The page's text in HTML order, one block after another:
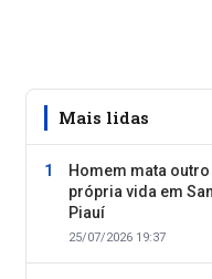
Mais lidas
Homem mata
própria vida em
Piauí
25/07/2026 19:37